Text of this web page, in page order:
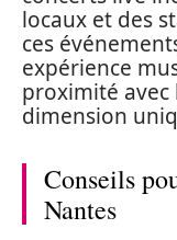
locaux et des
ces
expérience
proximité avec
dimension
Conseils
Nantes